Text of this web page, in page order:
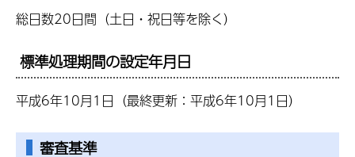
総日数20日間（土日・祝日等を除く）
標準処理期間の設定年月日
平成6年10月1日（最終更新：平成6年10月1日）
審査基準